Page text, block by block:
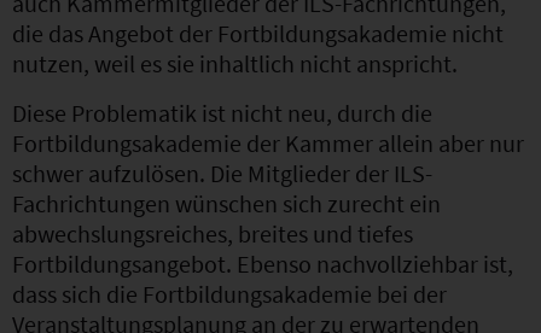
die das Angebot der Fortbildungsakademie nicht
nutzen, weil es sie inhaltlich nicht anspricht.
Diese Problematik ist nicht neu, durch die
Fortbildungsakademie der Kammer allein aber nur
schwer aufzulösen. Die Mitglieder der ILS-
Fachrichtungen wünschen sich zurecht ein
abwechslungsreiches, breites und tiefes
Fortbildungsangebot. Ebenso nachvollziehbar ist,
dass sich die Fortbildungsakademie bei der
Veranstaltungsplanung an der zu erwartenden